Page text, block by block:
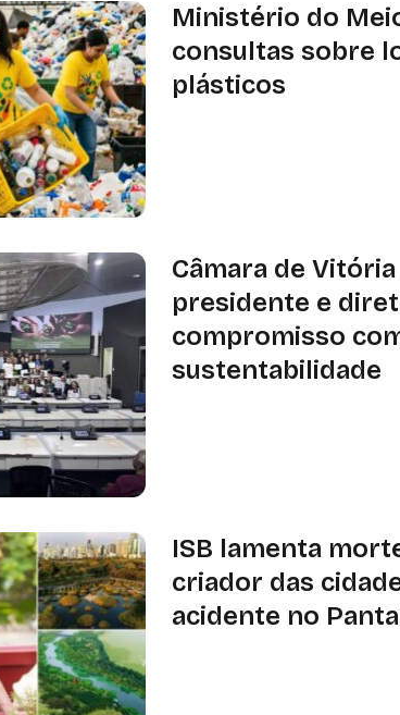
Ministério do
consultas sobre
plásticos
Câmara de
presidente e
compromisso
sustentabilidade
ISB lamenta
criador das
acidente no